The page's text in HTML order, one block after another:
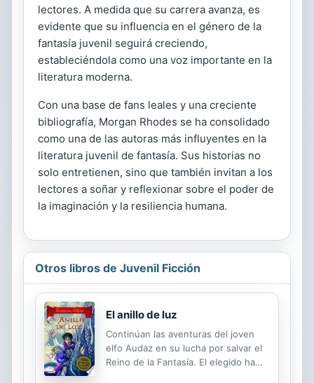
lectores. A medida que su carrera avanza, es
evidente que su influencia en el género de la
fantasía juvenil seguirá creciendo,
estableciéndola como una voz importante en la
literatura moderna.
Con una base de fans leales y una creciente
bibliografía, Morgan Rhodes se ha consolidado
como una de las autoras más influyentes en la
literatura juvenil de fantasía. Sus historias no
solo entretienen, sino que también invitan a los
lectores a soñar y reflexionar sobre el poder de
la imaginación y la resiliencia humana.
Otros libros de Juvenil Ficción
El anillo de luz
Continúan las aventuras del joven
elfo Audaz en su lucha por salvar el
Reino de la Fantasía. El elegido ha